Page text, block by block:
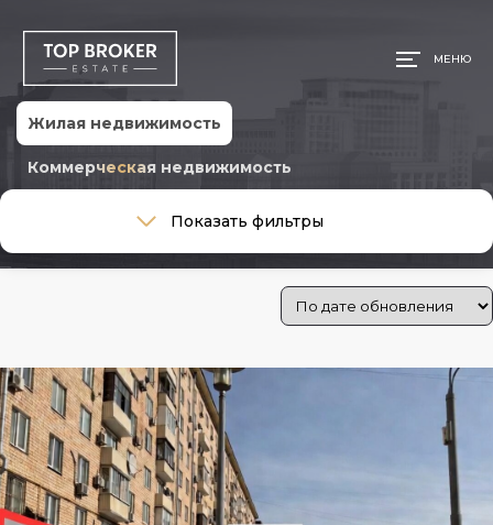
МЕНЮ
Жилая недвижимость
Коммерческая недвижимость
Тип сделки
Общая площадь, м
Ремонт
Ремонт
Показать фильтры